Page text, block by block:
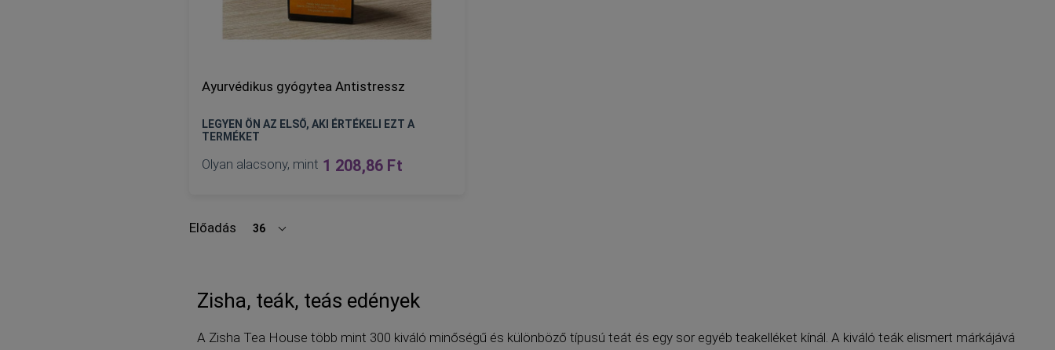
Ayurvédikus gyógytea Antistressz
LEGYEN ÖN AZ ELSŐ, AKI ÉRTÉKELI EZT A
TERMÉKET
Olyan alacsony, mint 1 208,86 Ft
Előadás 36
oldalanként
Zisha, teák, teás edények
A Zisha Tea House több mint 300 kiváló minőségű és különböző típusú teát és egy sor egyéb teakelléket kínál. A kiváló teák elismert márkájává